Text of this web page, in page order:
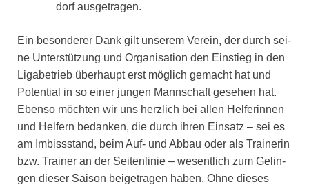
dorf aus­ge­tra­gen.
Ein beson­de­rer Dank gilt unse­rem Ver­ein, der durch sei­
ne Unter­stüt­zung und Orga­ni­sa­ti­on den Ein­stieg in den
Liga­be­trieb über­haupt erst mög­lich gemacht hat und
Poten­ti­al in so einer jun­gen Mann­schaft gese­hen hat.
Eben­so möch­ten wir uns herz­lich bei allen Hel­fe­rin­nen
und Hel­fern bedan­ken, die durch ihren Ein­satz – sei es
am Imbiss­stand, beim Auf- und Abbau oder als Trai­ne­rin
bzw. Trai­ner an der Sei­ten­li­nie – wesent­lich zum Gelin­
gen die­ser Sai­son bei­getra­gen haben. Ohne die­ses